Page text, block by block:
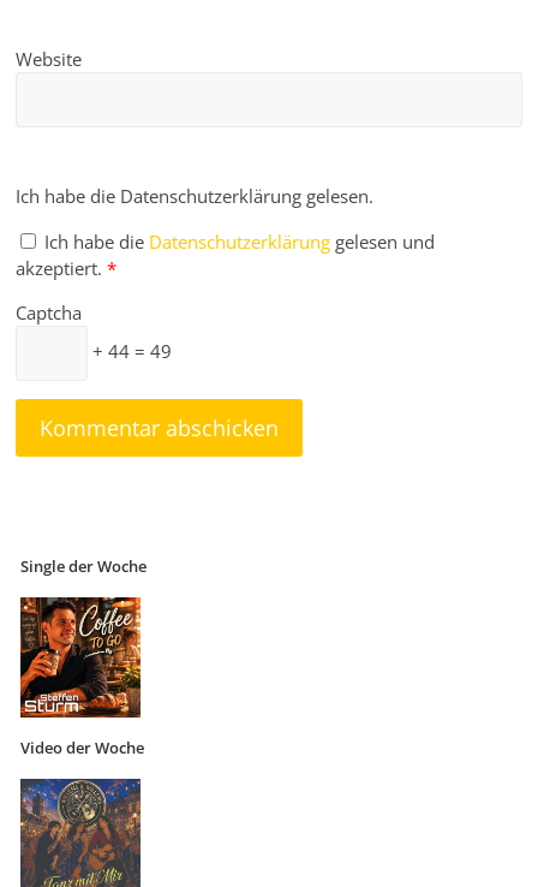
Website
Ich habe die Datenschutzerklärung gelesen.
Ich habe die Datenschutzerklärung gelesen und
akzeptiert. *
Captcha
+ 44 = 49
Single der Woche
Video der Woche